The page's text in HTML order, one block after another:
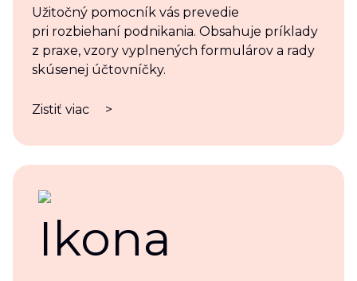
Užitočný pomocník vás prevedie
pri rozbiehaní podnikania. Obsahuje príklady
z praxe, vzory vyplnených formulárov a rady
skúsenej účtovníčky.
Zistiť viac >